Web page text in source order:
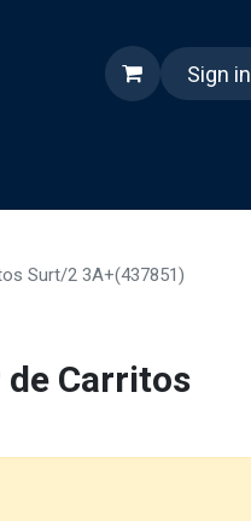
Sign in
Surt/2 3A+(437851)
Carritos